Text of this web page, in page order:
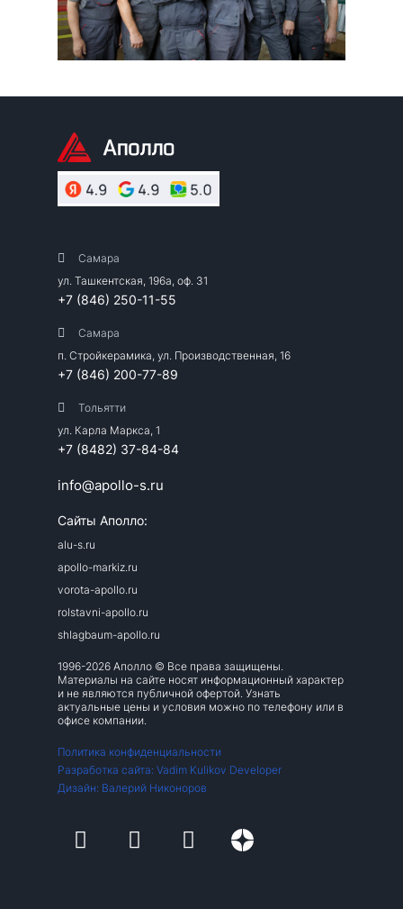
Самара
ул. Ташкентская, 196а, оф. 31
+7 (846) 250-11-55
Самара
п. Стройкерамика, ул. Производственная, 16
+7 (846) 200-77-89
Тольятти
ул. Карла Маркса, 1
+7 (8482) 37-84-84
info@apollo-s.ru
Сайты Аполло:
alu-s.ru
apollo-markiz.ru
vorota-apollo.ru
rolstavni-apollo.ru
shlagbaum-apollo.ru
1996-2026 Аполло © Все права защищены.
Материалы на сайте носят информационный характер
и не являются публичной офертой. Узнать
актуальные цены и условия можно по телефону или в
офисе компании.
Политика конфиденциальности
Разработка сайта: Vadim Kulikov Developer
Дизайн: Валерий Никоноров